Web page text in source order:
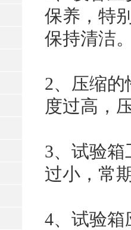
保养，特
保持清洁
2、压缩
度过高，
3、试验
过小，常
4、 试验箱